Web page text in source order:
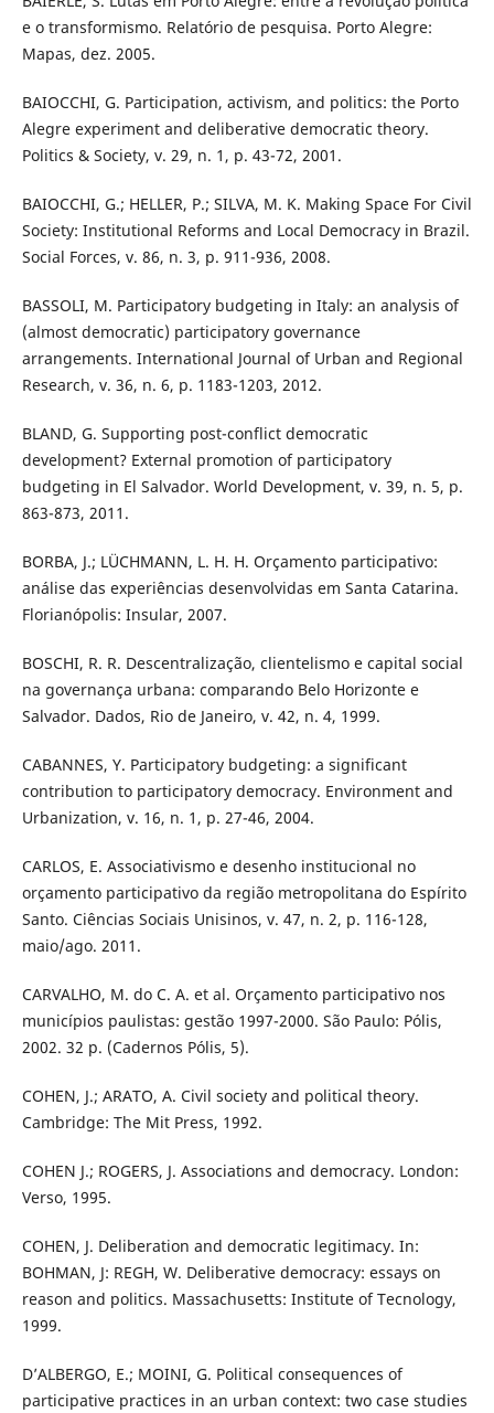
e o transformismo. Relatório de pesquisa. Porto Alegre:
Mapas, dez. 2005.
BAIOCCHI, G. Participation, activism, and politics: the Porto
Alegre experiment and deliberative democratic theory.
Politics & Society, v. 29, n. 1, p. 43-72, 2001.
BAIOCCHI, G.; HELLER, P.; SILVA, M. K. Making Space For Civil
Society: Institutional Reforms and Local Democracy in Brazil.
Social Forces, v. 86, n. 3, p. 911-936, 2008.
BASSOLI, M. Participatory budgeting in Italy: an analysis of
(almost democratic) participatory governance
arrangements. International Journal of Urban and Regional
Research, v. 36, n. 6, p. 1183-1203, 2012.
BLAND, G. Supporting post-conflict democratic
development? External promotion of participatory
budgeting in El Salvador. World Development, v. 39, n. 5, p.
863-873, 2011.
BORBA, J.; LÜCHMANN, L. H. H. Orçamento participativo:
análise das experiências desenvolvidas em Santa Catarina.
Florianópolis: Insular, 2007.
BOSCHI, R. R. Descentralização, clientelismo e capital social
na governança urbana: comparando Belo Horizonte e
Salvador. Dados, Rio de Janeiro, v. 42, n. 4, 1999.
CABANNES, Y. Participatory budgeting: a significant
contribution to participatory democracy. Environment and
Urbanization, v. 16, n. 1, p. 27-46, 2004.
CARLOS, E. Associativismo e desenho institucional no
orçamento participativo da região metropolitana do Espírito
Santo. Ciências Sociais Unisinos, v. 47, n. 2, p. 116-128,
maio/ago. 2011.
CARVALHO, M. do C. A. et al. Orçamento participativo nos
municípios paulistas: gestão 1997-2000. São Paulo: Pólis,
2002. 32 p. (Cadernos Pólis, 5).
COHEN, J.; ARATO, A. Civil society and political theory.
Cambridge: The Mit Press, 1992.
COHEN J.; ROGERS, J. Associations and democracy. London:
Verso, 1995.
COHEN, J. Deliberation and democratic legitimacy. In:
BOHMAN, J: REGH, W. Deliberative democracy: essays on
reason and politics. Massachusetts: Institute of Tecnology,
1999.
D’ALBERGO, E.; MOINI, G. Political consequences of
participative practices in an urban context: two case studies